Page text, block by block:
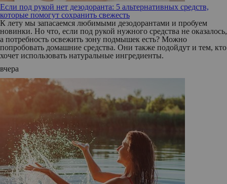
Если под рукой нет дезодоранта: 5 альтернативных средств,
которые помогут сохранить свежесть
К лету мы запасаемся любимыми дезодорантами и пробуем
новинки. Но что, если под рукой нужного средства не оказалось,
а потребность освежить зону подмышек есть? Можно
попробовать домашние средства. Они также подойдут и тем, кто
хочет использовать натуральные ингредиенты.
вчера